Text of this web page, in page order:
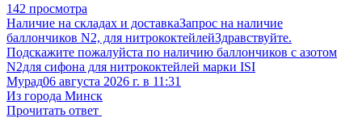
142 просмотра
Наличие на складах и доставкаЗапрос на наличие
баллончиков N2, для нитрококтейлейЗдравствуйте.
Подскажите пожалуйста по наличию баллончиков с азотом
N2для сифона для нитрококтейлей марки ISI
Мурад06 августа 2026 г. в 11:31
Из города Минск
Прочитать ответ